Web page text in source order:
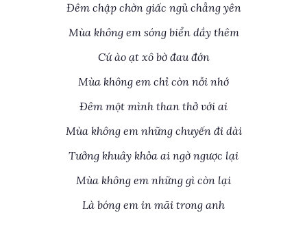
Đêm chập chờn giấc ngủ chẳng yên
Mùa không em sóng biển dầy thêm
Cứ ào ạt xô bờ đau đớn
Mùa không em chỉ còn nỗi nhớ
Đêm một mình than thở với ai
Mùa không em những chuyến đi dài
Tưởng khuây khỏa ai ngờ ngược lại
Mùa không em những gì còn lại
Là bóng em in mãi trong anh